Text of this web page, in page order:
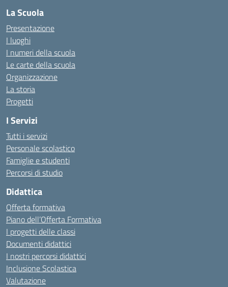
La Scuola
Presentazione
I luoghi
I numeri della scuola
Le carte della scuola
Organizzazione
La storia
Progetti
I Servizi
Tutti i servizi
Personale scolastico
Famiglie e studenti
Percorsi di studio
Didattica
Offerta formativa
Piano dell’Offerta Formativa
I progetti delle classi
Documenti didattici
I nostri percorsi didattici
Inclusione Scolastica
Valutazione